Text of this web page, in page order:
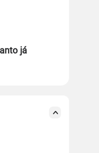
já